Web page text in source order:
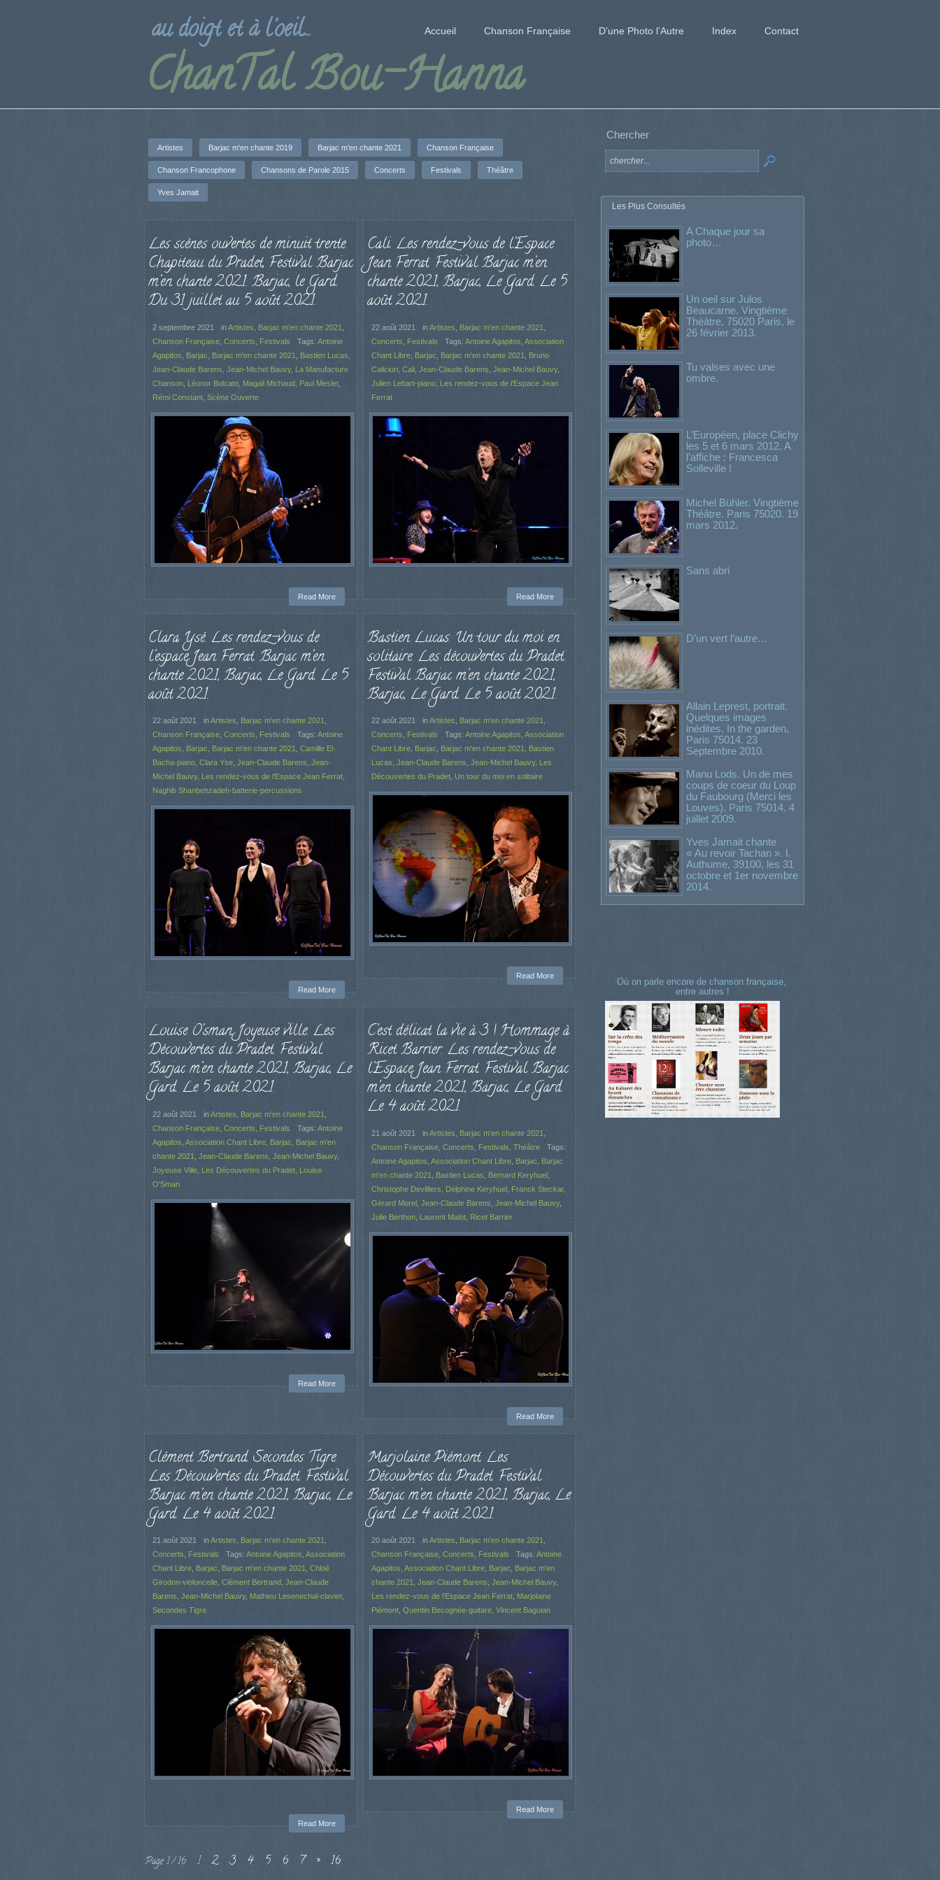
ChanTal Bou-Hanna
au doigt et à l'oeil... Accueil Chanson Française D’une Photo l’Autre Index Contact
Artistes Barjac m'en chante 2019 Barjac m'en chante 2021 Chanson Française
Chanson Francophone Chansons de Parole 2015 Concerts Festivals Théâtre
Yves Jamait
Les scènes ouvertes de minuit trente.
Chapiteau du Pradet, Festival Barjac
m’en chante 2021. Barjac, le Gard.
Du 31 juillet au 5 août 2021.
2 septembre 2021 inArtistes Barjac m'en chante 2021
Chanson Française Concerts Festivals Tags: Antoine
Agapitos
Barjac Barjac m'en chante 2021 Bastien Lucas
Jean-Claude Barens Jean-Michel Bauvy, La Manufacture
Chanson Léonor Bolcato Magali Michaud Paul Meslet
Rémi Constant Scène Ouverte
Read More
Cali. Les rendez-vous de l’Espace
Jean Ferrat. Festival Barjac m’en
chante 2021, Barjac, Le Gard. Le 5
août 2021.
22 août 2021 inArtistes Barjac m'en chante 2021
Concerts
Festivals Tags: Antoine Agapitos Association
Chant Libre, Barjac Barjac m'en chante 2021
Bruno
Caliciuri, Cali, Jean-Claude Barens Jean-Michel Bauvy,
Julien Lebart-piano, Les rendez-vous de l'Espace Jean
Ferrat
Read More
Clara Ysé. Les rendez-vous de
l’espace Jean Ferrat. Barjac m’en
chante 2021, Barjac, Le Gard. Le 5
août 2021.
22 août 2021 inArtistes Barjac m'en chante 2021
Chanson Française Concerts Festivals Tags: Antoine
Agapitos
Barjac Barjac m'en chante 2021
Camille El-
Bacha-piano Clara Yse Jean-Claude Barens Jean-
Michel Bauvy, Les rendez-vous de l'Espace Jean Ferrat
Naghib Shanbehzadeh-batterie-percussions
Read More
Bastien Lucas. Un tour du moi en
solitaire. Les découvertes du Pradet.
Festival Barjac m’en chante 2021,
Barjac, Le Gard. Le 5 août 2021.
22 août 2021 inArtistes Barjac m'en chante 2021
Concerts
Festivals Tags: Antoine Agapitos Association
Chant Libre, Barjac Barjac m'en chante 2021
Bastien
Lucas Jean-Claude Barens Jean-Michel Bauvy, Les
Découvertes du Pradet, Un tour du moi en solitaire
Read More
Louise O’sman. Joyeuse ville. Les
Découvertes du Pradet. Festival
Barjac m’en chante 2021, Barjac, Le
Gard. Le 5 août 2021.
22 août 2021 inArtistes Barjac m'en chante 2021
Chanson Française Concerts Festivals Tags: Antoine
Agapitos Association Chant Libre Barjac
Barjac m'en
chante 2021
Jean-Claude Barens Jean-Michel Bauvy,
Joyeuse Ville Les Découvertes du Pradet Louise
O'Sman
Read More
C’est délicat la vie à 3 ! Hommage à
Ricet Barrier. Les rendez-vous de
l’Espace Jean Ferrat. Festival Barjac
m’en chante 2021, Barjac, Le Gard.
Le 4 août 2021.
21 août 2021 inArtistes Barjac m'en chante 2021
Chanson Française, Concerts Festivals Théâtre
Tags:
Antoine Agapitos Association Chant Libre, Barjac
Barjac
m'en chante 2021
Bastien Lucas Bernard Keryhuel,
Christophe Devilliers
Delphine Keryhuel, Franck Steckar,
Gérard Morel, Jean-Claude Barens Jean-Michel Bauvy,
Julie Berthon, Laurent Malot, Ricet Barrier
Read More
Clément Bertrand. Secondes Tigre.
Les Découvertes du Pradet. Festival
Barjac m’en chante 2021, Barjac, Le
Gard. Le 4 août 2021.
21 août 2021 inArtistes Barjac m'en chante 2021
Concerts
Festivals Tags: Antoine Agapitos Association
Chant Libre Barjac Barjac m'en chante 2021
Chloé
Girodon-violoncelle Clément Bertrand Jean-Claude
Barens Jean-Michel Bauvy, Mathieu Lesenechal-clavier,
Secondes Tigre
Read More
Marjolaine Piémont. Les
Découvertes du Pradet. Festival
Barjac m’en chante 2021, Barjac, Le
Gard. Le 4 août 2021.
20 août 2021 inArtistes Barjac m'en chante 2021
Chanson Française, Concerts Festivals Tags: Antoine
Agapitos Association Chant Libre, Barjac
Barjac m'en
chante 2021
Jean-Claude Barens Jean-Michel Bauvy,
Les rendez-vous de l'Espace Jean Ferrat, Marjolaine
Piémont, Quentin Becognée-guitare, Vincent Baguian
Read More
Page 1 / 16 1 2 3 4 5 6 7 » 16
Chercher
Les Plus Consultés
A Chaque jour sa
photo…
Un oeil sur Julos
Beaucarne. Vingtième
Théâtre, 75020 Paris, le
26 février 2013.
Tu valses avec une
ombre.
L’Européen, place Clichy
les 5 et 6 mars 2012. A
l’affiche : Francesca
Solleville !
Michel Bühler. Vingtième
Théâtre. Paris 75020. 19
mars 2012.
Sans abri
D’un vert l’autre…
Allain Leprest, portrait.
Quelques images
inédites. In the garden,
Paris 75014. 23
Septembre 2010.
Manu Lods. Un de mes
coups de coeur du Loup
du Faubourg (Merci les
Louves). Paris 75014. 4
juillet 2009.
Yves Jamait chante
« Au revoir Tachan ». I.
Authume, 39100, les 31
octobre et 1er novembre
2014.
Où on parle encore de chanson française,
entre autres !